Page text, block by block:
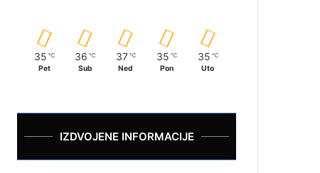
35 ℃
Pet
36 ℃
Sub
37 ℃
Ned
35 ℃
Pon
35 ℃
Uto
IZDVOJENE INFORMACIJE